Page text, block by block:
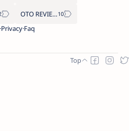
OTO REVIEW
Privacy Faq